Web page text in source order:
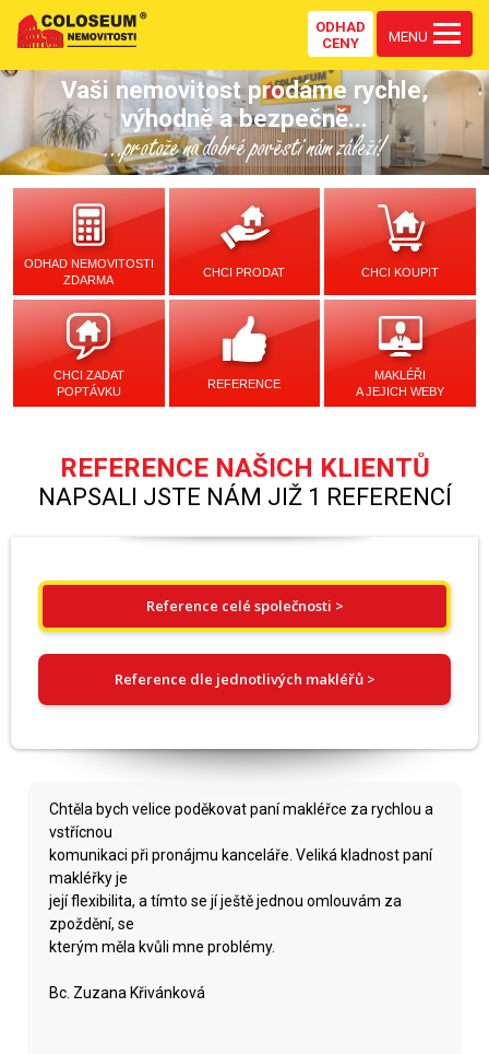
ODHAD
CENY
MENU
Vaši nemovitost prodáme rychle,
výhodně a bezpečně...
...protože na dobré pověsti nám záleží!
ODHAD NEMOVITOSTI
ZDARMA
CHCI PRODAT CHCI KOUPIT
CHCI ZADAT
POPTÁVKU
REFERENCE
MAKLÉŘI
A JEJICH WEBY
REFERENCE NAŠICH KLIENTŮ
NAPSALI JSTE NÁM JIŽ 1 REFERENCÍ
Reference celé společnosti >
Reference dle jednotlivých makléřů >
Chtěla bych velice poděkovat paní makléřce za rychlou a
vstřícnou
komunikaci při pronájmu kanceláře. Veliká kladnost paní
makléřky je
její flexibilita, a tímto se jí ještě jednou omlouvám za
zpoždění, se
kterým měla kvůli mne problémy.
Bc. Zuzana Křivánková